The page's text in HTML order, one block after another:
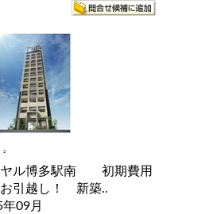
2
ヤル博多駅南 初期費用
引越し！ 新築..
09月